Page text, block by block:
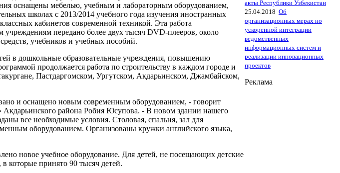
оснащены мебелью, учебным и лабораторным оборудованием,
школах с 2013/2014 учебного года изучения иностранных
кабинетов современной техникой. Эта работа
учреждениям передано более двух тысяч DVD-плееров, около
учебников и учебных пособий.
в дошкольные образовательные учреждения, повышению
продолжается работа по строительству в каждом городе и
Пастдаргомском, Ургутском, Акдарьинском, Джамбайском,
и оснащено новым современным оборудованием, - говорит
района Робия Юсупова. - В новом здании нашего
все необходимые условия. Столовая, спальня, зал для
оборудованием. Организованы кружки английского языка,
новое учебное оборудование. Для детей, не посещающих детские
которые принято 90 тысяч детей.
акты Республики Узбекистан
25.04.2018 Об
организационных мерах но
ускоренной интеграции
ведомственных
информационных систем и
реализации инновационных
проектов
Реклама